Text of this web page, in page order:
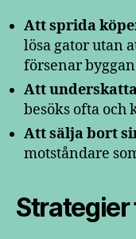
Att sprida
lösa gator utan
försenar
Att
besöks ofta och
Att sälja bort
motståndare
Strategier